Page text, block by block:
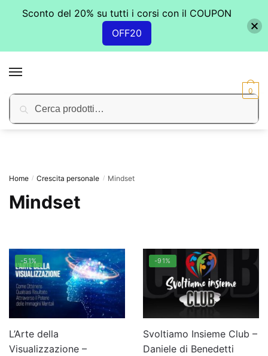
Cerca:Cerca
0
Home / Crescita personale / Mindset
Mindset
-51%
L’Arte della
Visualizzazione –
-91%
Svoltiamo Insieme Club –
Daniele di Benedetti
Sconto del 20% su tutti i corsi con il COUPON
OFF20